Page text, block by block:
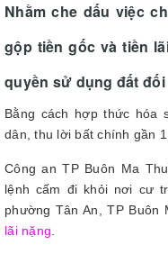
Nhằm che dấu việc
gộp tiền gốc và tiền
quyền sử dụng đất
Bằng cách hợp thức hóa
dân, thu lời bất chính gần 1
Công an TP Buôn Ma
lệnh cấm đi khỏi nơi cư
phường Tân An, TP
lãi nặng